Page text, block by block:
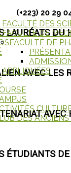
FACULTÉ DES
FACULTÉ DE
FACULTÉ DE
APPLIQUÉES
DES
(+223) 20 29
LAURÉATS
AVEC
ÉTUDIANTS